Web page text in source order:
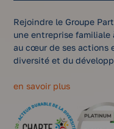
Rejoindre le Groupe
une entreprise
au cœur de ses actions
diversité et du
en savoir plus